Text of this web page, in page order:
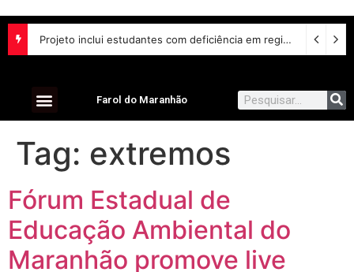
Projeto inclui estudantes com deficiência em regime escolar especial
Farol do Maranhão
Tag: extremos
Fórum Estadual de
Educação Ambiental do
Maranhão promove live